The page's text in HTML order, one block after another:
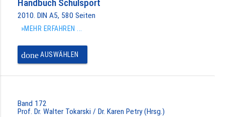
Handbuch Schulsport
2010. DIN A5, 580 Seiten
»MEHR ERFAHREN ...
doneAUSWÄHLEN
Band 172
Prof. Dr. Walter Tokarski / Dr. Karen Petry (Hrsg.)